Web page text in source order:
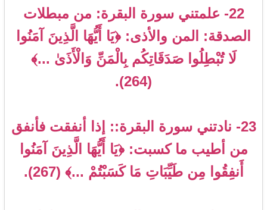
22- علمتني سورة البقرة: من مبطلات
الصدقة: المن والأذى: ﴿يَا أَيُّهَا الَّذِينَ آمَنُوا
لَا تُبْطِلُوا صَدَقَاتِكُم بِالْمَنِّ وَالْأَذَىٰ ...﴾
(264).
23- نادتني سورة البقرة:: إذا أنفقت فأنفق
من أطيب ما كسبت: ﴿يَا أَيُّهَا الَّذِينَ آمَنُوا
أَنفِقُوا مِن طَيِّبَاتِ مَا كَسَبْتُمْ ...﴾ (267).